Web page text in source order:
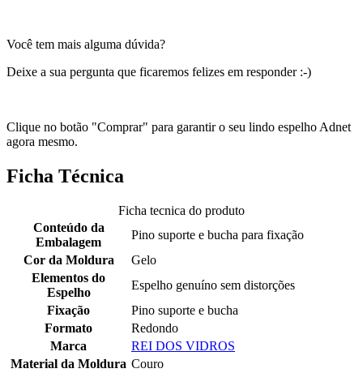
Você tem mais alguma dúvida?
Deixe a sua pergunta que ficaremos felizes em responder :-)
Clique no botão "Comprar" para garantir o seu lindo espelho Adnet
agora mesmo.
Ficha Técnica
Ficha tecnica do produto
Conteúdo da
Embalagem
Pino suporte e bucha para fixação
Cor da Moldura
Gelo
Elementos do
Espelho
Espelho genuíno sem distorções
Fixação
Pino suporte e bucha
Formato
Redondo
Marca
REI DOS VIDROS
Material da Moldura Couro